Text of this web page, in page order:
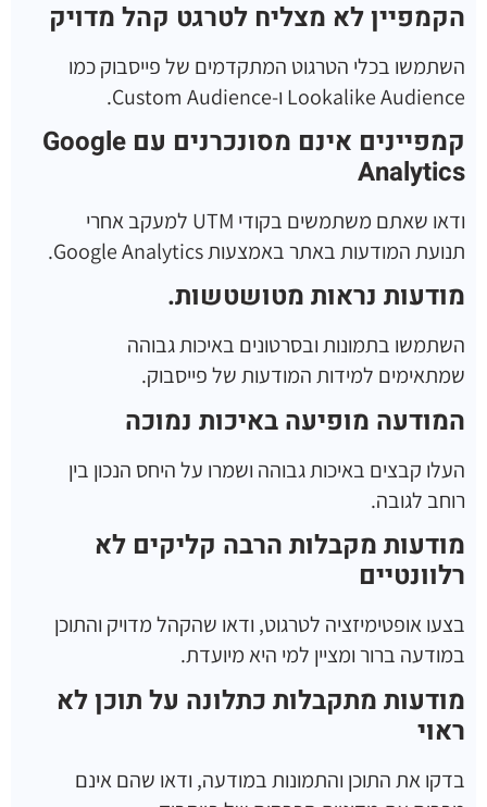
הקמפיין לא מצליח לטרגט קהל מדויק
השתמשו בכלי הטרגוט המתקדמים של פייסבוק כמו
Lookalike Audience ו-Custom Audience.
קמפיינים אינם מסונכרנים עם Google
Analytics
ודאו שאתם משתמשים בקודי UTM למעקב אחרי
תנועת המודעות באתר באמצעות Google Analytics.
מודעות נראות מטושטשות.
השתמשו בתמונות ובסרטונים באיכות גבוהה
שמתאימים למידות המודעות של פייסבוק.
המודעה מופיעה באיכות נמוכה
העלו קבצים באיכות גבוהה ושמרו על היחס הנכון בין
רוחב לגובה.
מודעות מקבלות הרבה קליקים לא
רלוונטיים
בצעו אופטימיזציה לטרגוט, ודאו שהקהל מדויק והתוכן
במודעה ברור ומציין למי היא מיועדת.
מודעות מתקבלות כתלונה על תוכן לא
ראוי
בדקו את התוכן והתמונות במודעה, ודאו שהם אינם